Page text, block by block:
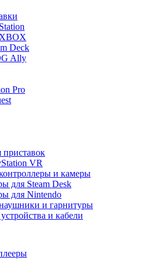
Deck
Ally
Pro
приставок
VR
и камеры
для Steam Desk
для Nintendo
и гарнитуры
и кабели